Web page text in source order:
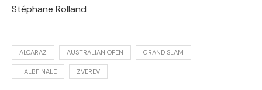
Stéphane Rolland
ALCARAZ AUSTRALIAN OPEN GRAND SLAM
HALBFINALE ZVEREV